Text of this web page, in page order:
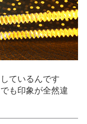
ているんです
も印象が全然違